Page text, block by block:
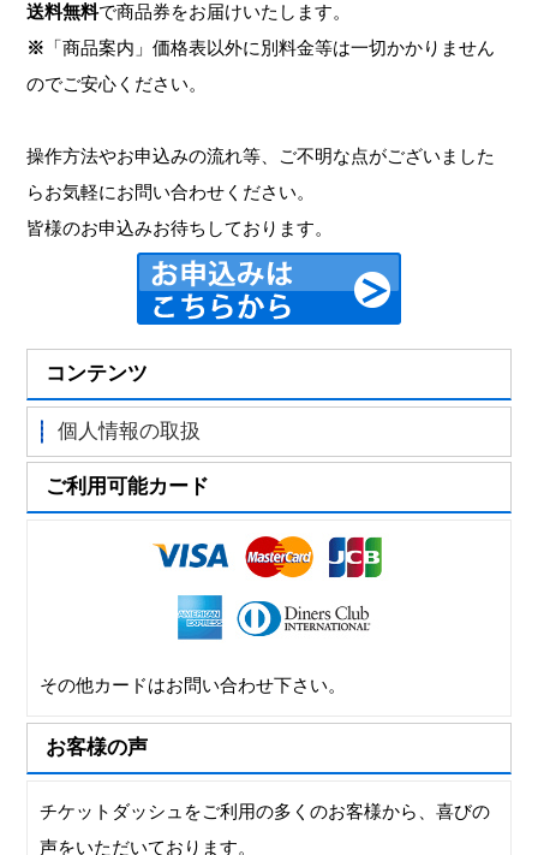
送料無料で商品券をお届けいたします。
※ 「商品案内」価格表以外に別料金等は一切かかりません
のでご安心ください。
操作方法やお申込みの流れ等、ご不明な点がございました
らお気軽にお問い合わせください。
皆様のお申込みお待ちしております。
コンテンツ
個人情報の取扱
ご利用可能カード
その他カードはお問い合わせ下さい。
お客様の声
チケットダッシュをご利用の多くのお客様から、喜びの
声をいただいております。